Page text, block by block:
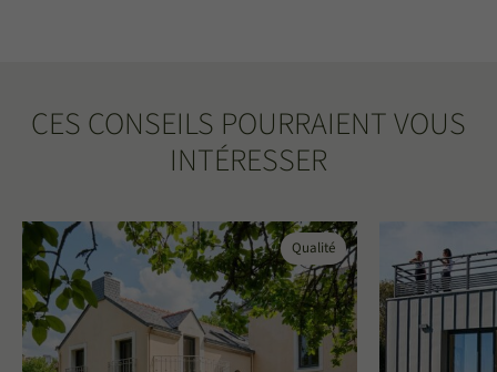
CES CONSEILS POURRAIENT VOUS
INTÉRESSER
Qualité